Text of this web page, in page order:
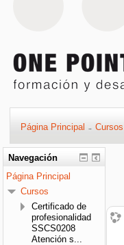
Página Principal Cursos
Navegación
Página Principal
Cursos
Certificado de
profesionalidad
SSCS0208
Atención s...